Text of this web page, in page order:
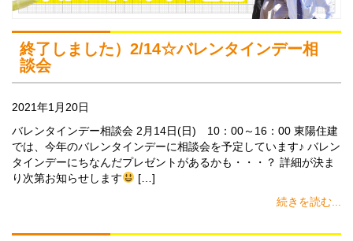
終了しました）2/14☆バレンタインデー相
談会
2021年1月20日
バレンタインデー相談会 2月14日(日) 10：00～16：00 東陽住建
では、今年のバレンタインデーに相談会を予定しています♪ バレン
タインデーにちなんだプレゼントがあるかも・・・？ 詳細が決ま
り次第お知らせします
[…]
続きを読む...